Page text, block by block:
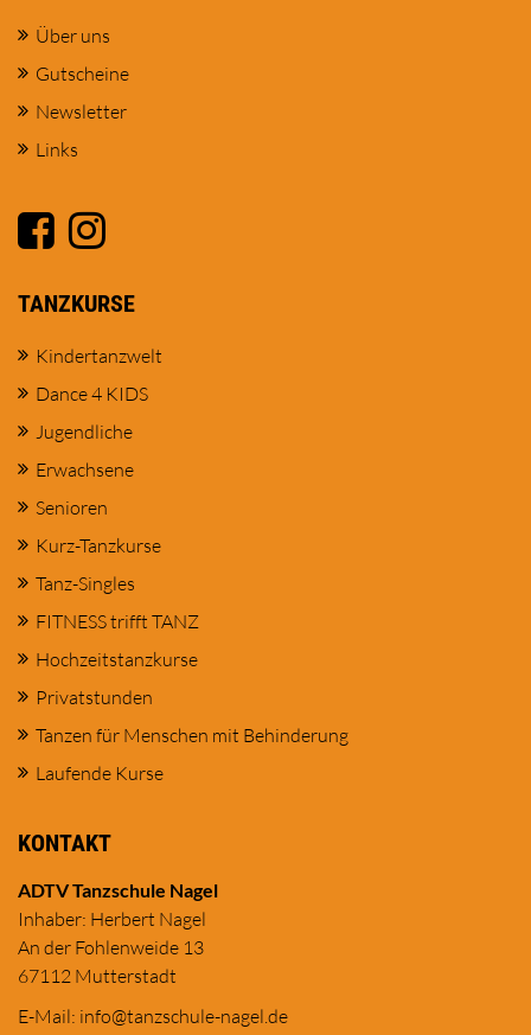
Über uns
Gutscheine
Newsletter
Links
TANZKURSE
Kindertanzwelt
Dance 4 KIDS
Jugendliche
Erwachsene
Senioren
Kurz-Tanzkurse
Tanz-Singles
FITNESS trifft TANZ
Hochzeitstanzkurse
Privatstunden
Tanzen für Menschen mit Behinderung
Laufende Kurse
KONTAKT
ADTV Tanzschule Nagel
Inhaber: Herbert Nagel
An der Fohlenweide 13
67112 Mutterstadt
E-Mail: info@tanzschule-nagel.de